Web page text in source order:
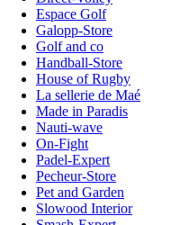
Espace Golf
Galopp-Store
Golf and co
Handball-Store
House of Rugby
La sellerie de Maé
Made in Paradis
Nauti-wave
On-Fight
Padel-Expert
Pecheur-Store
Pet and Garden
Slowood Interior